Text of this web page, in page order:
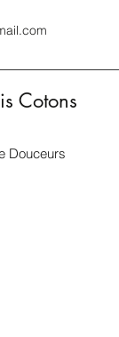
Cotons
Douceurs